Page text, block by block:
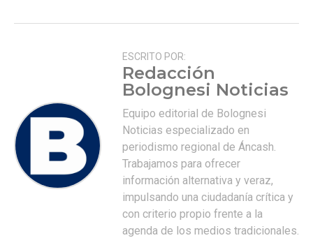
ESCRITO POR:
Redacción
Bolognesi Noticias
Equipo editorial de Bolognesi
Noticias especializado en
periodismo regional de Áncash.
Trabajamos para ofrecer
información alternativa y veraz,
impulsando una ciudadanía crítica y
con criterio propio frente a la
agenda de los medios tradicionales.